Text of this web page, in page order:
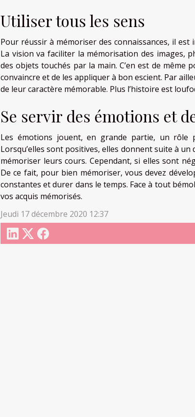
Utiliser tous les sens
Pour réussir à mémoriser des connaissances, il
La vision va faciliter la mémorisation des images,
des objets touchés par la main. C’en est de même
convaincre et de les appliquer à bon escient. Par
de leur caractère mémorable. Plus l’histoire est
Se servir des émotions et
Les émotions jouent, en grande partie, un rôle
Lorsqu’elles sont positives, elles donnent suite à
mémoriser leurs cours. Cependant, si elles sont
De ce fait, pour bien mémoriser, vous devez
constantes et durer dans le temps. Face à tout
vos acquis mémorisés.
Jeudi 17 décembre 2020 12:37